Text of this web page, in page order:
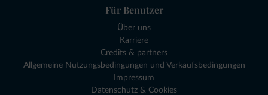
Für Benutzer
Über uns
Karriere
Credits & partners
Allgemeine Nutzungsbedingungen und Verkaufsbedingungen
Impressum
Datenschutz & Cookies